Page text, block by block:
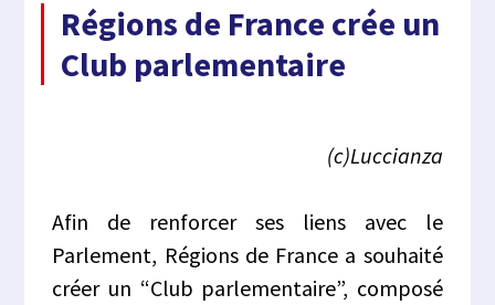
Régions de France crée un
Club parlementaire
(c)Luccianza
Afin de renforcer ses liens avec le
Parlement, Régions de France a souhaité
créer un “Club parlementaire”, composé